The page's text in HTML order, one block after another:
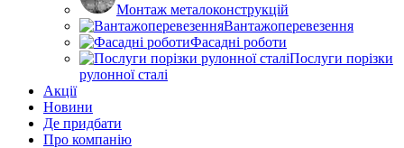
Монтаж металоконструкцій
Вантажоперевезення
Фасадні роботи
Послуги порізки
рулонної сталі
Акції
Новини
Де придбати
Про компанію